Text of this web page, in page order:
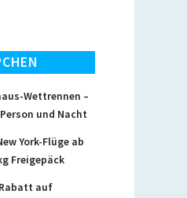
Wettrennen –
und Nacht
York-Flüge ab
Freigepäck
Rabatt auf